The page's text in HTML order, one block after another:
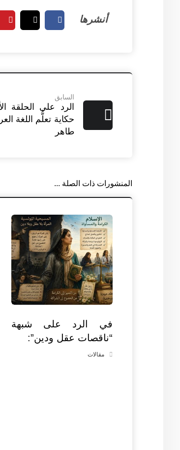
السابق
الرد على الحلقة
حكاية تعلُّم اللغة
طاهر
المنشورات ذات الصلة ...
في الرد على شبهة
“ناقصات عقل ودين”:
مقالات